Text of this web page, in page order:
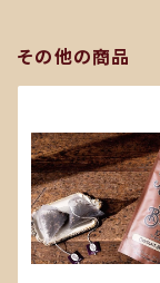
その他の商品